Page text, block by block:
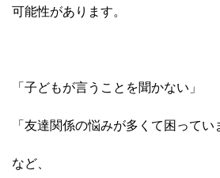
可能性があります。
「子どもが言うことを聞かない」
「友達関係の悩みが多くて困ってい
など、